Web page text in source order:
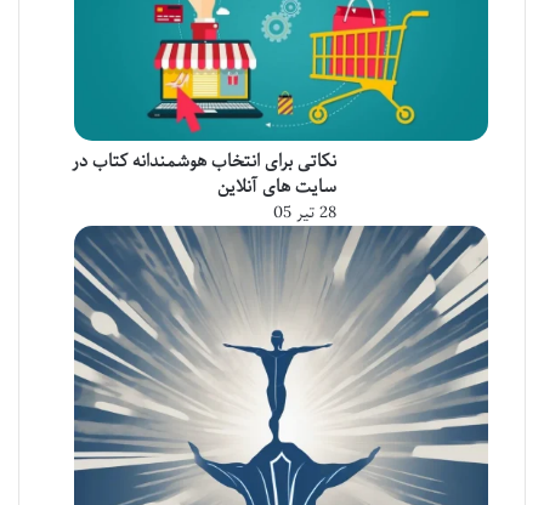
نکاتی برای انتخاب هوشمندانه کتاب در
سایت های آنلاین
28 تیر 05